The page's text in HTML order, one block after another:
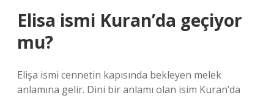
Elisa ismi Kuran’da geçiyor
mu?
Elişa ismi cennetin kapısında bekleyen melek
anlamına gelir. Dini bir anlamı olan isim Kuran’da